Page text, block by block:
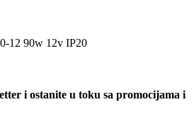
12 90w 12v IP20
i ostanite u toku sa promocijama i